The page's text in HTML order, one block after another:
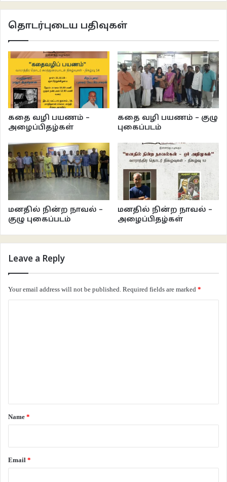
தொடர்புடைய பதிவுகள்
கதை வழி பயணம் –
அழைப்பிதழ்கள்
கதை வழி பயணம் – குழு
புகைப்படம்
மனதில் நின்ற நாவல் –
குழு புகைப்படம்
மனதில் நின்ற நாவல் –
அழைப்பிதழ்கள்
Leave a Reply
Your email address will not be published. Required fields are marked *
*
Name *
Email *